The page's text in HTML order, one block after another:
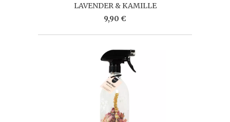
LAVENDER & KAMILLE
9,90 €